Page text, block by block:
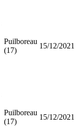
Puilboreau
(17)
15/12/2021
Puilboreau
(17)
15/12/2021